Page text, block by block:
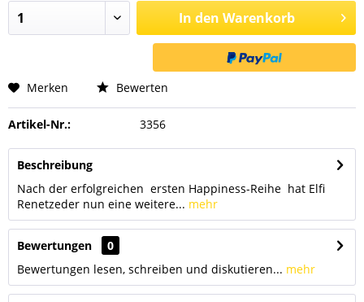
In den Warenkorb
Merken Bewerten
Artikel-Nr.: 3356
Beschreibung
Nach der erfolgreichen ersten Happiness-Reihe hat Elfi
Renetzeder nun eine weitere... mehr
Bewertungen
0
Bewertungen lesen, schreiben und diskutieren... mehr